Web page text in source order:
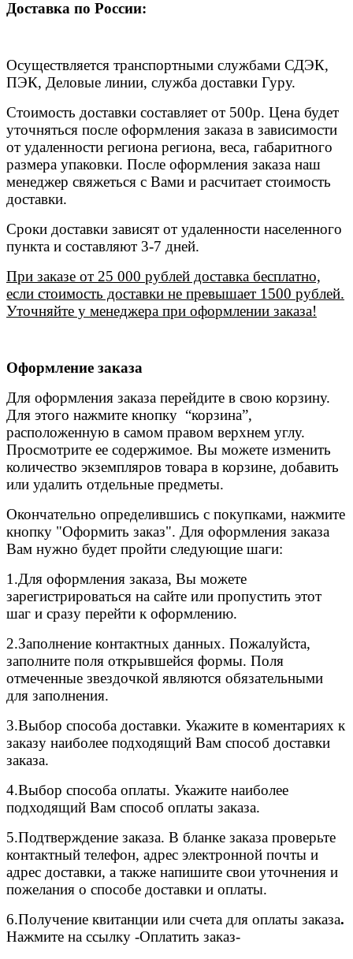
Доставка по России:
Осуществляется транспортными службами СДЭК,
ПЭК, Деловые линии, служба доставки Гуру.
Стоимость доставки составляет от 500р. Цена будет
уточняться после оформления заказа в зависимости
от удаленности региона региона, веса, габаритного
размера упаковки. После оформления заказа наш
менеджер свяжеться с Вами и расчитает стоимость
доставки.
Сроки доставки зависят от удаленности населенного
пункта и составляют 3-7 дней.
При заказе от 25 000 рублей доставка бесплатно,
если стоимость доставки не превышает 1500 рублей.
Уточняйте у менеджера при оформлении заказа!
Оформление заказа
Для оформления заказа перейдите в свою корзину.
Для этого нажмите кнопку “корзина”,
расположенную в самом правом верхнем углу.
Просмотрите ее содержимое. Вы можете изменить
количество экземпляров товара в корзине, добавить
или удалить отдельные предметы.
Окончательно определившись с покупками, нажмите
кнопку "Оформить заказ". Для оформления заказа
Вам нужно будет пройти следующие шаги:
1.Для оформления заказа, Вы можете
зарегистрироваться на сайте или пропустить этот
шаг и сразу перейти к оформлению.
2.Заполнение контактных данных. Пожалуйста,
заполните поля открывшейся формы. Поля
отмеченные звездочкой являются обязательными
для заполнения.
3.Выбор способа доставки. Укажите в коментариях к
заказу наиболее подходящий Вам способ доставки
заказа.
4.Выбор способа оплаты. Укажите наиболее
подходящий Вам способ оплаты заказа.
5.Подтверждение заказа. В бланке заказа проверьте
контактный телефон, адрес электронной почты и
адрес доставки, а также напишите свои уточнения и
пожелания о способе доставки и оплаты.
6.Получение квитанции или счета для оплаты заказа.
Нажмите на ссылку -Оплатить заказ-